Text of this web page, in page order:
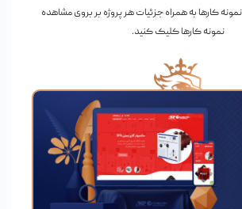
کارها به همراه جزئیات هر پروژه بر بروی مشاهده
نمونه کارها کلیک کنید.